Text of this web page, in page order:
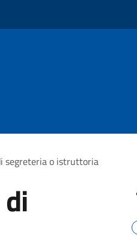
segreteria o istruttoria